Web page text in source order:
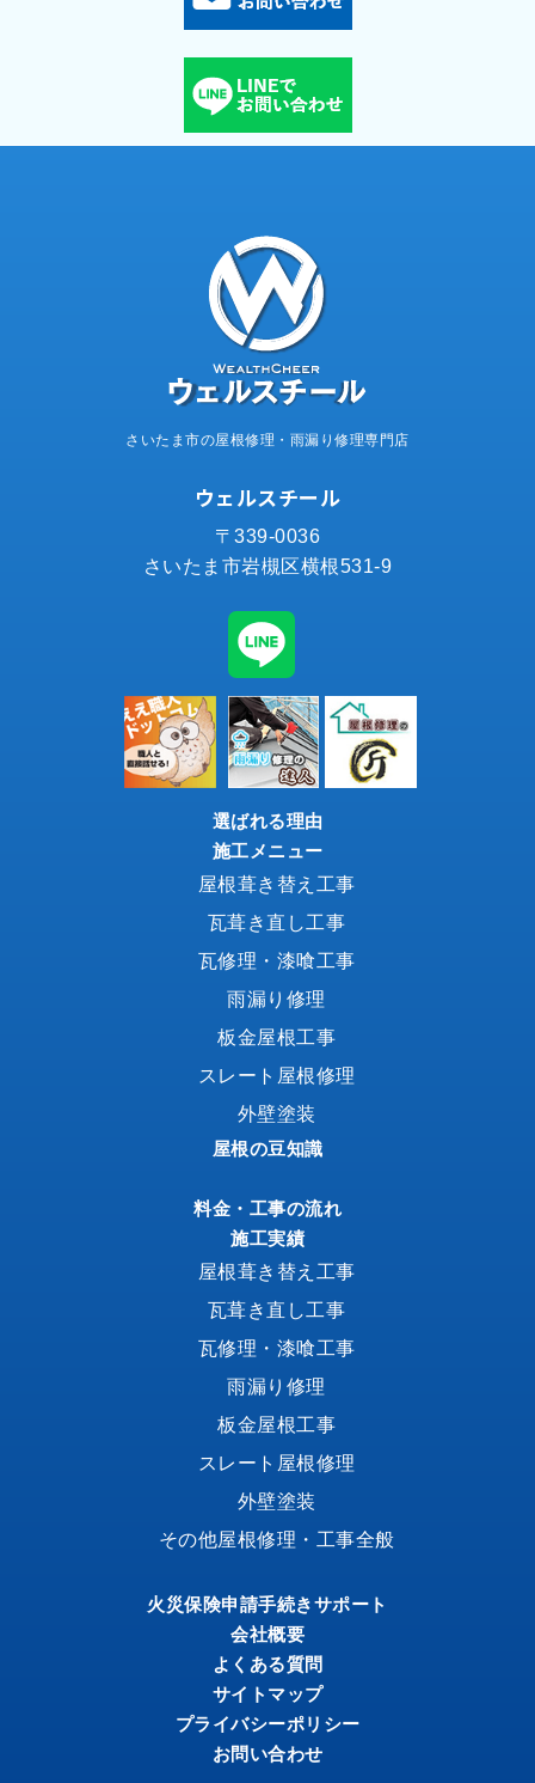
さいたま市の屋根修理・雨漏り修理専門店
ウェルスチール
〒339-0036
さいたま市岩槻区横根531-9
選ばれる理由
施工メニュー
屋根葺き替え工事
瓦葺き直し工事
瓦修理・漆喰工事
雨漏り修理
板金屋根工事
スレート屋根修理
外壁塗装
屋根の豆知識
料金・工事の流れ
施工実績
屋根葺き替え工事
瓦葺き直し工事
瓦修理・漆喰工事
雨漏り修理
板金屋根工事
スレート屋根修理
外壁塗装
その他屋根修理・工事全般
火災保険申請手続きサポート
会社概要
よくある質問
サイトマップ
プライバシーポリシー
お問い合わせ